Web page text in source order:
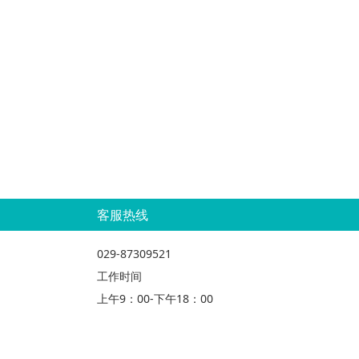
客服热线
029-87309521
工作时间
上午9：00-下午18：00